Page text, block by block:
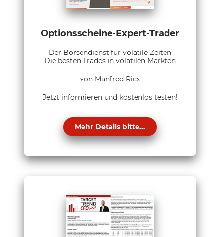
Optionsscheine-Expert-Trader
Der Börsendienst für volatile Zeiten
Die besten Trades in volatilen Märkten
von Manfred Ries
Jetzt informieren und kostenlos testen!
Mehr Details bitte...